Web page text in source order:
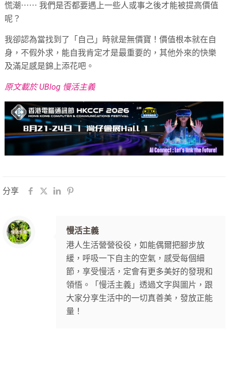
慌潮⋯⋯ 我們是否都要遇上一些人或事之後才能被提高價值
呢？
我卻認為當找到了「自己」時就是無價寶！價值根本就在自
身，不假外求，能自我肯定才是最重要的，其他外來的快樂
及滿足感是錦上添花吧。
原文載於 UBlog 慢活主義
分享
慢活主義
港人生活營營役役，如能偶爾把腳步放
緩，呼吸一下自主的空氣，感受每個細
節，享受慢活，定會有更多美好的發現和
領悟。「慢活主義」透過文字與圖片，跟
大家分享生活中的一切真善美，發放正能
量！